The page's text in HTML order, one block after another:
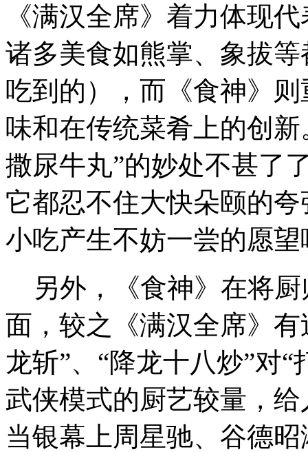
《满汉全席》着力体现
诸多美食如熊掌、象拔
吃到的），而《食神》
味和在传统菜肴上的创
撒尿牛丸”的妙处不甚了
它都忍不住大快朵颐的
小吃产生不妨一尝的愿望
另外，《食神》在将厨
面，较之《满汉全席》
龙斩”、“降龙十八炒”对
武侠模式的厨艺较量，
当银幕上周星驰、谷德